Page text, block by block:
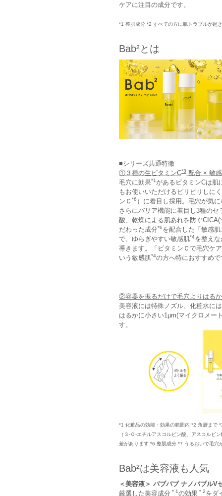
ケアに注目の成分です。
*1 整肌成分 *2 すべての方に肌トラブルが起
Bab²とは
■シリーズ共通特徴
①３種の生ビタミンC*3 配合 × 敏
毛穴に効果*1があるビタミンCは肌
もお使いいただけるピリピリしに
ンＣ *6 ）に着目し採用。毛穴が気
さらにバリア機能に着目し3種のセ
酸、乾燥による肌あれを防ぐ
だわった成分*6を配合した「敏感
で、ゆらぎやすい敏感肌*4を整え
導きます。「ビタミンＣで毛穴ケア
いう敏感肌*4の方へ特におすすめで
②容器を振るだけで毛穴よりはる
美容液には特殊ノズル、化粧水に
はるかに小さい1µm(マイクロメー
す。
*1 化粧品の効能・効果の範囲内 *2 角層まで
（３-Ｏ-エチルアスコルビン酸、アスコルビ
差があります *6 整肌成分 *7 うるおいで毛穴
Bab²は美容液も人気
＜美容液＞ バブバブ ナノバブルV
厳選した美容成分 ＊1の効果 ＊2をダ